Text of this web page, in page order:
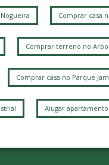
Comprar casa
Comprar terreno no
Comprar casa no Parque
Alugar